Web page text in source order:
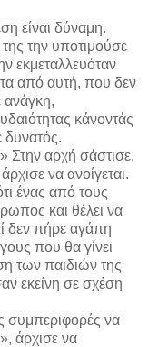
είναι δύναμη.
την υποτιμούσε
εκμεταλλευόταν
από αυτή, που δεν
ανάγκη,
κάνοντάς
δυνατός.
Στην αρχή σάστισε.
να ανοίγεται.
ένας από τους
και θέλει να
δεν πήρε αγάπη
που θα γίνει
των παιδιών της
εκείνη σε σχέση
συμπεριφορές να
άρχισε να